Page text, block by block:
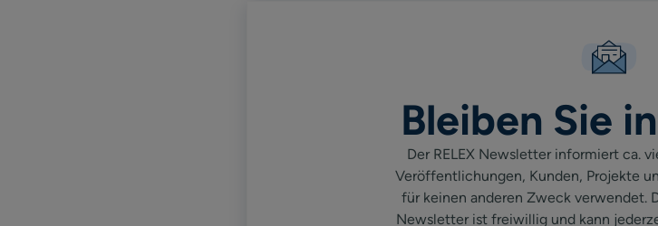
Bleiben Sie
Der RELEX Newsletter informiert ca.
Veröffentlichungen, Kunden, Projekte
für keinen anderen Zweck verwendet.
Newsletter ist freiwillig und kann